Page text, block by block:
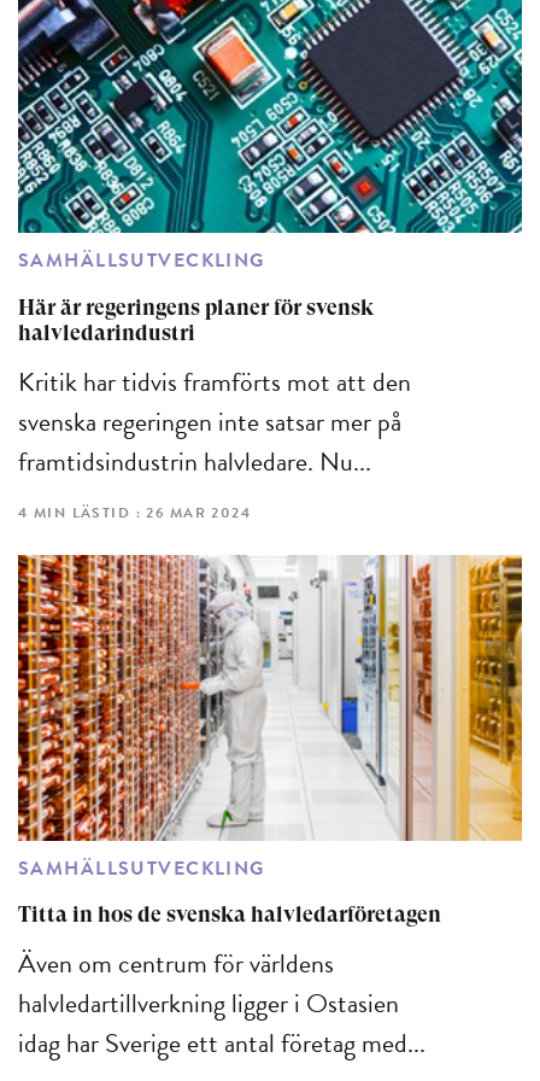
SAMHÄLLSUTVECKLING
Här är regeringens planer för svensk
halvledarindustri
Kritik har tidvis framförts mot att den
svenska regeringen inte satsar mer på
framtidsindustrin halvledare. Nu...
4 MIN LÄSTID : 26 MAR 2024
SAMHÄLLSUTVECKLING
Titta in hos de svenska halvledarföretagen
Även om centrum för världens
halvledartillverkning ligger i Ostasien
idag har Sverige ett antal företag med...